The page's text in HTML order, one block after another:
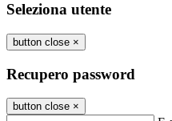
Seleziona utente
button close ×
Recupero password
button close ×